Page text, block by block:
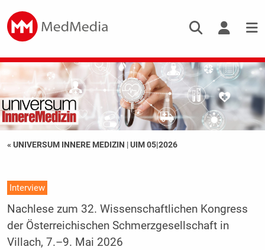
« UNIVERSUM INNERE MEDIZIN |UIM 05|2026
Interview
Nachlese zum 32. Wissenschaftlichen Kongress
der Österreichischen Schmerzgesellschaft in
Villach, 7.–9. Mai 2026